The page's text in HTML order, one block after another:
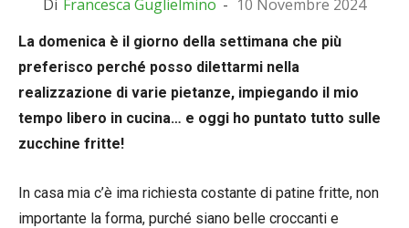
Di Francesca Guglielmino - 10 Novembre 2024
La domenica è il giorno della settimana che più
preferisco perché posso dilettarmi nella
realizzazione di varie pietanze, impiegando il mio
tempo libero in cucina… e oggi ho puntato tutto sulle
zucchine fritte!
In casa mia c’è ima richiesta costante di patine fritte, non
importante la forma, purché siano belle croccanti e